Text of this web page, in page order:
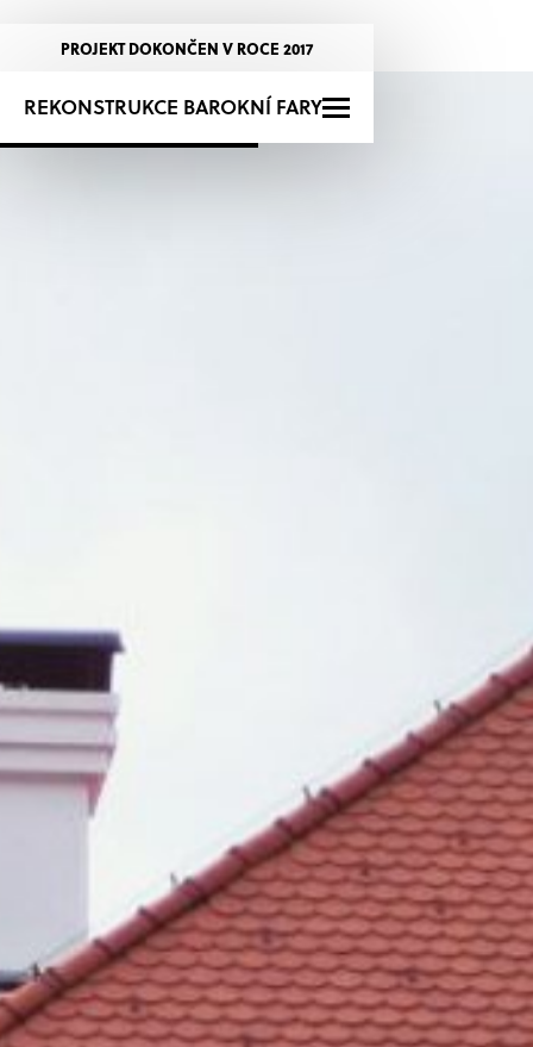
+420 725 723 276
PROJEKT DOKONČEN V ROCE 2017
REKONSTRUKCE BAROKNÍ FARY